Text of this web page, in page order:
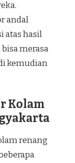
andal
atas hasil
merasa
kemudian
Kolam
renang